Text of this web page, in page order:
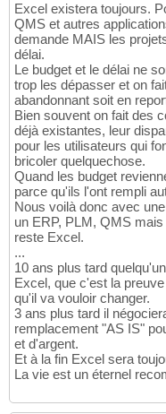
Excel existera toujours.
QMS et autres
demande MAIS les
délai.
Le budget et le délai ne
trop les dépasser et on
abandonnant soit en
Bien souvent on fait des
déjà existantes, leur
pour les utilisateurs qui
bricoler quelquechose.
Quand les budget
parce qu'ils l'ont rempli
Nous voilà donc avec
un ERP, PLM, QMS
reste Excel.
...
10 ans plus tard
Excel, que c'est la
qu'il va vouloir changer.
3 ans plus tard il
remplacement "AS IS"
et d'argent.
Et à la fin Excel sera
La vie est un éternel